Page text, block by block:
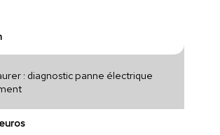
: diagnostic panne électrique